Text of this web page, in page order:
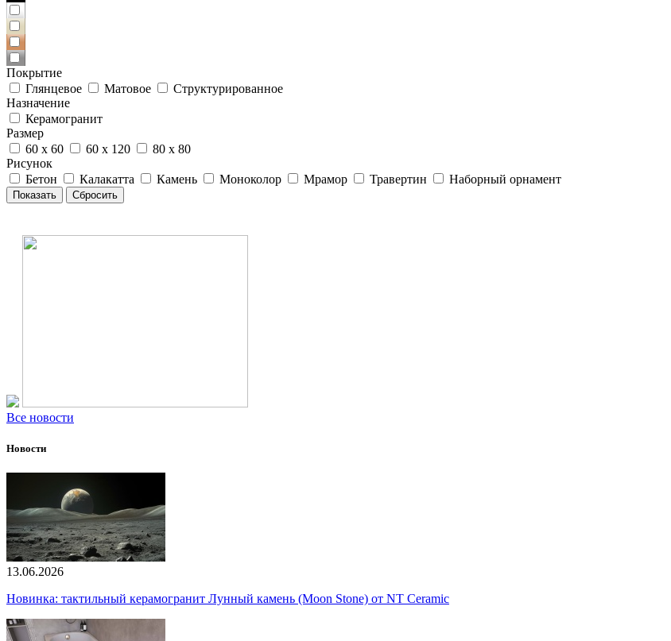
Покрытие
Глянцевое
Матовое
Структурированное
Назначение
Керамогранит
Размер
60 x 60
60 x 120
80 x 80
Рисунок
Бетон
Калакатта Камень Моноколор Мрамор Травертин Наборный орнамент
Все новости
Новости
13.06.2026
Новинка: тактильный керамогранит Лунный камень (Moon Stone) от NT Ceramic